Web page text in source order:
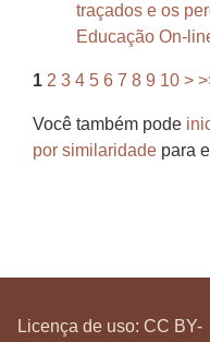
traçados e os
Educação On-
1 2 3 4 5 6 7 8 9 10 >
Você também pode
por similaridade para
Licença de uso: CC BY-